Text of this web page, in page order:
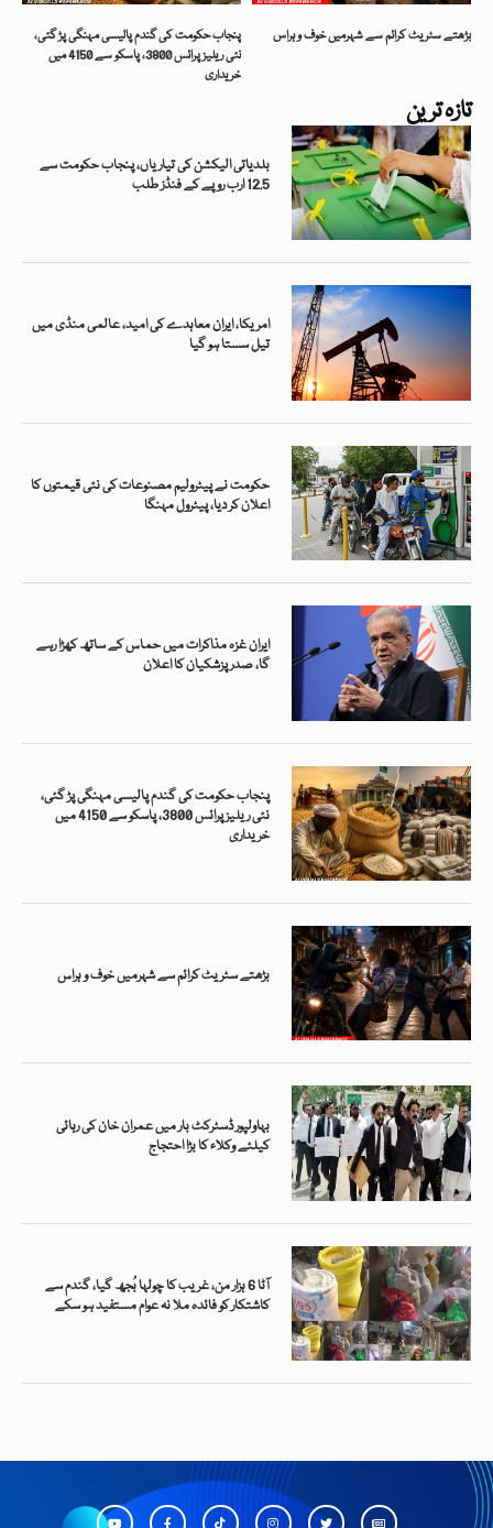
تازہ ترین
بلدیاتی الیکشن کی تیاریاں، پنجاب حکومت سے
12.5 ارب روپے کے فنڈز طلب
امریکا، ایران معاہدے کی امید، عالمی منڈی میں
تیل سستا ہو گیا
حکومت نے پیٹرولیم مصنوعات کی نئی قیمتوں کا
اعلان کر دیا، پیٹرول مہنگا
ایران غزہ مذاکرات میں حماس کے ساتھ کھڑا رہے
گا، صدر پزشکیان کا اعلان
پنجاب حکومت کی گندم پالیسی مہنگی پڑ گئی،
نئی ریلیزپرائس 3800، پاسکو سے 4150 میں
خریداری
بڑھتے سٹریٹ کرائم سے شہرمیں خوف و ہراس
بہاولپور ڈسٹرکٹ بار میں عمران خان کی رہائی
کیلئے وکلاء کا بڑا احتجاج
آٹا 6 ہزار من، غریب کا چولہا بُجھ گیا، گندم سے
کاشتکار کو فائدہ ملا نہ عوام مستفید ہو سکے
پنجاب حکومت کی گندم پالیسی مہنگی پڑ گئی،
نئی ریلیزپرائس 3800، پاسکو سے 4150 میں
خریداری
بڑھتے سٹریٹ کرائم سے شہرمیں خوف و ہراس